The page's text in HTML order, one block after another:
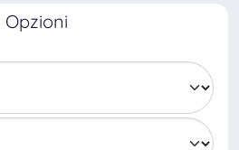
Opzioni